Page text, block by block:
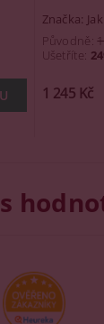
Značka:
Původně:
Ušetříte:
1 245 Kč